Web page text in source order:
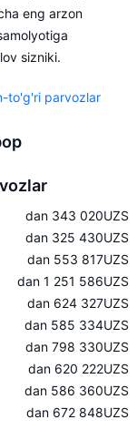
eng arzon
sizniki.
to'g'ri parvozlar
dan 343 020UZS
dan 325 430UZS
dan 553 817UZS
dan 1 251 586UZS
dan 624 327UZS
dan 585 334UZS
dan 798 330UZS
dan 620 222UZS
dan 586 360UZS
dan 672 848UZS